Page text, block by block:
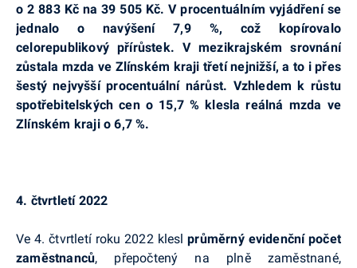
o 2 883 Kč na 39 505 Kč. V procentuálním vyjádření se
jednalo o navýšení 7,9 %, což kopírovalo
celorepublikový přírůstek. V mezikrajském srovnání
zůstala mzda ve Zlínském kraji třetí nejnižší, a to i přes
šestý nejvyšší procentuální nárůst. Vzhledem k růstu
spotřebitelských cen o 15,7 % klesla reálná mzda ve
Zlínském kraji o 6,7 %.
4. čtvrtletí 2022
Ve 4. čtvrtletí roku 2022 kleslprůměrný evidenční počet
zaměstnanců, přepočtený na plně zaměstnané,